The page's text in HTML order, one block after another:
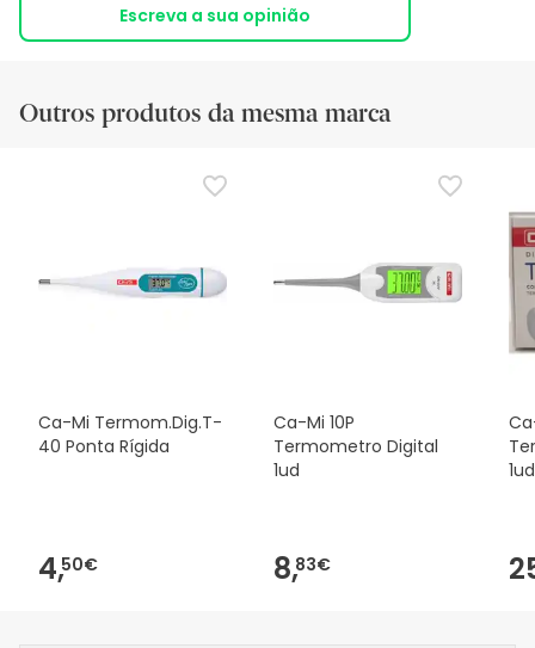
Escreva a sua opinião
Outros produtos da mesma marca
Ca-Mi Termom.Dig.T-
40 Ponta Rígida
4,50€
Ca-Mi 10P
Termometro Digital
1ud
8,83€
1ud